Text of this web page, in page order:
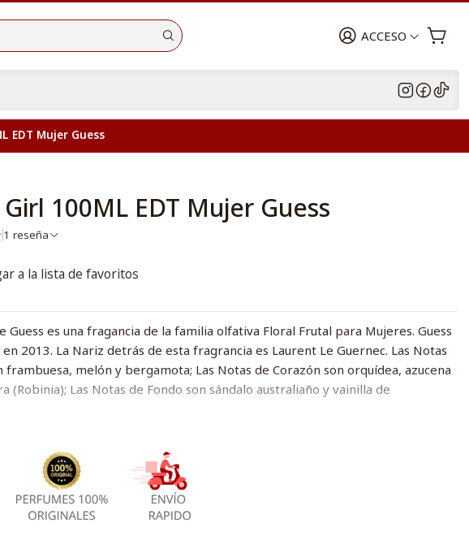
ACCESO
EDT Mujer Guess
Girl 100ML EDT Mujer Guess
1 reseña
a la lista de favoritos
Guess es una fragancia de la familia olfativa Floral Frutal para Mujeres. Guess
2013. La Nariz detrás de esta fragrancia es Laurent Le Guernec. Las Notas
frambuesa, melón y bergamota; Las Notas de Corazón son orquídea, azucena
(Robinia); Las Notas de Fondo son sándalo australiaño y vainilla de